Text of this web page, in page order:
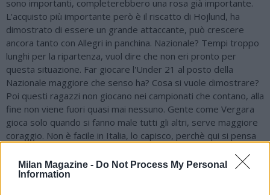
Milan Magazine - Do Not Process My Personal
Information
sono importanti, completerebbero una rosa già importante.
L'acquisto più importante però è il riscatto di Hojlund, ha
dimostrato di essere un grande attaccante, può crescere
ancora tanto con Allegri in panchina. Nazionale? Tempi troppo
lunghi per la ripartenza, vuol dire che non eri pronto per
questa situazione. Far giocare l'Under 21 al posto della
Nazionale maggiore che senso ha? Cosa si vuole dimostrare?
Poi questi ragazzi non giocano nei campionati che contano, alla
fine non viene fuori quasi mai nessuno. Gente come Vergara
gioca solo quando si fanno male tutti gli altri, serve maggiore
coraggio. Non è facile in Italia, lo capisco, perchè qui si pensa
sempre più difficile. Parole di De Bruyne su Conte? Anche con
Guardiola e il City non si era lasciato benissimo, poi Pep è un